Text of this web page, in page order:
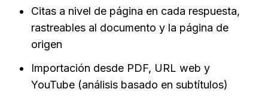
Citas a nivel de página en cada respuesta,
rastreables al documento y la página de
origen
Importación desde PDF, URL web y
YouTube (análisis basado en subtítulos)